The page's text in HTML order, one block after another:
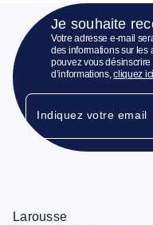
Je souhaite
Votre adresse e-mail
des informations sur les
pouvez vous
d’informations,cliquez ici
Indiquez votre email
Larousse